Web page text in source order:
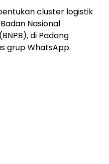
cluster logistik
Nasional
di Padang
grup WhatsApp.